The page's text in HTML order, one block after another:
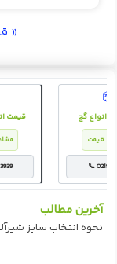
«
📦
روز انواع گچ
قیمت
📞
آخرین مطالب
نحوه انتخاب سایز